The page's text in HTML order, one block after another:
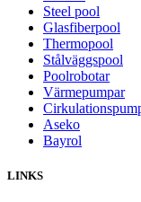
Steel pool
Glasfiberpool
Thermopool
Stålväggspool
Poolrobotar
Värmepumpar
Aseko
Bayrol
LINKS